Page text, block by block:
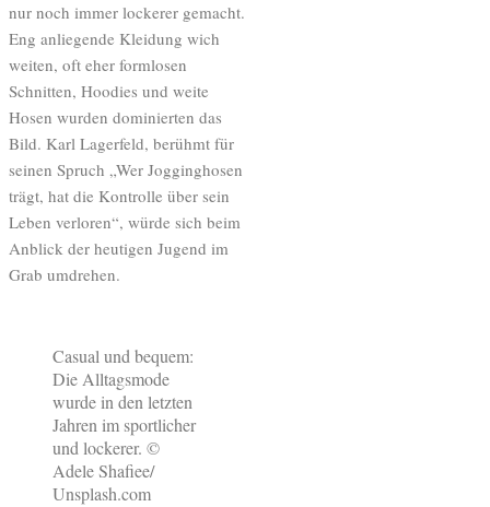
nur noch immer lockerer gemacht.
Eng anliegende Kleidung wich
weiten, oft eher formlosen
Schnitten, Hoodies und weite
Hosen wurden dominierten das
Bild. Karl Lagerfeld, berühmt für
seinen Spruch „Wer Jogginghosen
trägt, hat die Kontrolle über sein
Leben verloren“, würde sich beim
Anblick der heutigen Jugend im
Grab umdrehen.
Casual und bequem:
Die Alltagsmode
wurde in den letzten
Jahren im sportlicher
und lockerer. ©
Adele Shafiee/
Unsplash.com